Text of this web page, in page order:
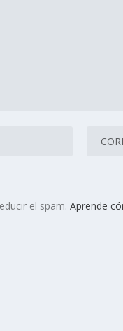
el spam.Aprende